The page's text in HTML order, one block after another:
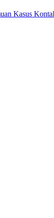
Kasus